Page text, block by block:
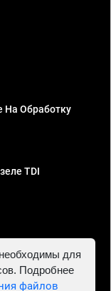
На Обработку
TDI
для
Подробнее
файлов